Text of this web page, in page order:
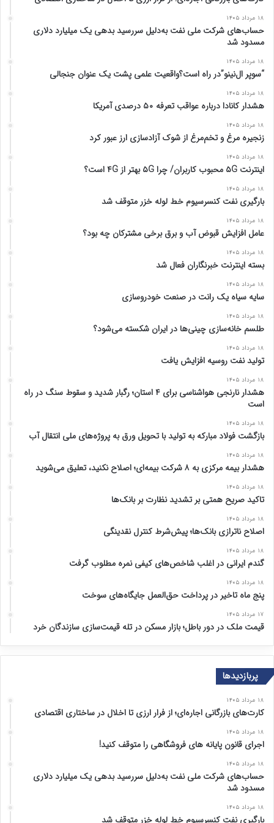
ی
ی
۱۸ مرداد ۱۴۰۵
حساب‌های شرکت ملی نفت به‌دلیل سررسید بدهی یک میلیارد دلاری
مسدود شد
۱۸ مرداد ۱۴۰۵
“سوپر ال‌نینو”در راه است؟واقعیت علمی پشت یک عنوان جنجالی
۱۸ مرداد ۱۴۰۵
هشدار کانادا درباره عواقب تعرفه ۵۰ درصدی آمریکا
۱۸ مرداد ۱۴۰۵
زنجیره مرغ و تخم‌مرغ از شوک آزادسازی ارز عبور کرد
۱۸ مرداد ۱۴۰۵
اینترنت ۵G محبوب کاربران/ چرا ۵G بهتر از ۴G است؟
۱۸ مرداد ۱۴۰۵
بارگیری نفت کنسرسیوم خط لوله خزر متوقف شد
۱۸ مرداد ۱۴۰۵
عامل افزایش قبوض آب و برق برخی مشترکان چه بود؟
۱۸ مرداد ۱۴۰۵
بسته اینترنت خبرنگاران فعال شد
۱۸ مرداد ۱۴۰۵
سایه سیاه یک رانت در صنعت خودروسازی
۱۸ مرداد ۱۴۰۵
طلسم خانه‌سازی چینی‌ها در ایران شکسته می‌شود؟
۱۸ مرداد ۱۴۰۵
تولید نفت روسیه افزایش یافت
۱۸ مرداد ۱۴۰۵
هشدار نارنجی هواشناسی برای ۴ استان؛ رگبار شدید و سقوط سنگ در راه
است
۱۸ مرداد ۱۴۰۵
بازگشت فولاد مبارکه به تولید با تحویل ورق به پروژه‌های ملی انتقال آب
۱۸ مرداد ۱۴۰۵
هشدار بیمه مرکزی به ۸ شرکت بیمه‌ای؛ اصلاح نکنید، تعلیق می‌شوید
۱۸ مرداد ۱۴۰۵
تاکید صریح همتی بر تشدید نظارت بر بانک‌ها
۱۸ مرداد ۱۴۰۵
اصلاح ناترازی بانک‌ها؛ پیش‌شرط کنترل نقدینگی
۱۸ مرداد ۱۴۰۵
گندم ایرانی در اغلب شاخص‌های کیفی نمره مطلوب گرفت
۱۸ مرداد ۱۴۰۵
پنج ماه تاخیر در پرداخت حق‌العمل جایگاه‌های سوخت
۱۷ مرداد ۱۴۰۵
قیمت ملک در دور باطل؛ بازار مسکن در تله قیمت‌سازی سازندگان خرد
پربازدیدها
۱۸ مرداد ۱۴۰۵
کارت‌های بازرگانی اجاره‌ای؛ از فرار ارزی تا اخلال در ساختاری اقتصادی
۱۸ مرداد ۱۴۰۵
اجرای قانون پایانه های فروشگاهی را متوقف کنید!
۱۸ مرداد ۱۴۰۵
حساب‌های شرکت ملی نفت به‌دلیل سررسید بدهی یک میلیارد دلاری
مسدود شد
۱۸ مرداد ۱۴۰۵
بارگیری نفت کنسرسیوم خط لوله خزر متوقف شد